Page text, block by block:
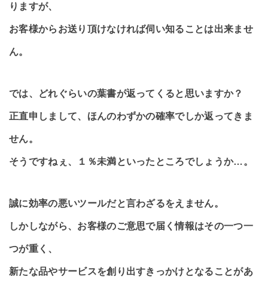
りますが、
お客様からお送り頂けなければ伺い知ることは出来ませ
ん。
では、どれぐらいの葉書が返ってくると思いますか？
正直申しまして、ほんのわずかの確率でしか返ってきま
せん。
そうですねぇ、１％未満といったところでしょうか…。
誠に効率の悪いツールだと言わざるをえません。
しかしながら、お客様のご意思で届く情報はその一つ一
つが重く、
新たな品やサービスを創り出すきっかけとなることがあ